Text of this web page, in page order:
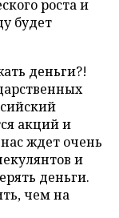
роста и
будет
деньги?!
акций и
ждет очень
и
деньги.
чем на